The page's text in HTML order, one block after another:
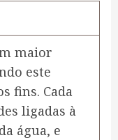
maior
este
fins. Cada
ligadas à
água, e